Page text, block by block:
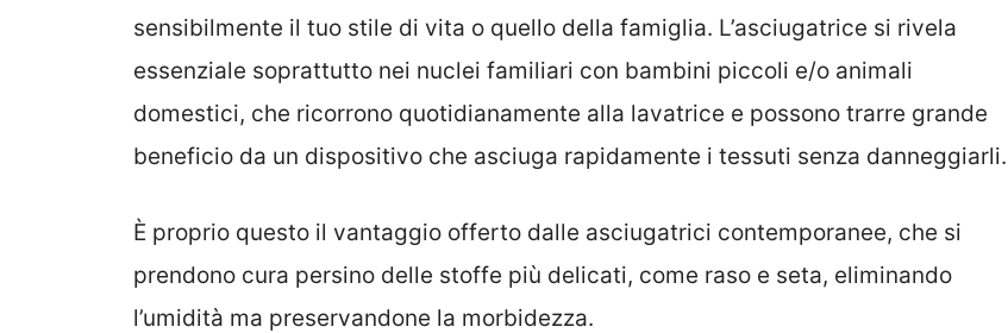
sensibilmente il tuo stile di vita o quello della famiglia. L’asciugatrice si rivela
essenziale soprattutto nei nuclei familiari con bambini piccoli e/o animali
domestici, che ricorrono quotidianamente alla lavatrice e possono trarre grande
beneficio da un dispositivo che asciuga rapidamente i tessuti senza danneggiarli.
È proprio questo il vantaggio offerto dalle asciugatrici contemporanee, che si
prendono cura persino delle stoffe più delicati, come raso e seta, eliminando
l’umidità ma preservandone la morbidezza.